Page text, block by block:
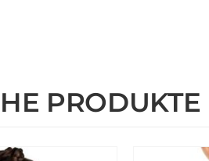
PRODUKTE